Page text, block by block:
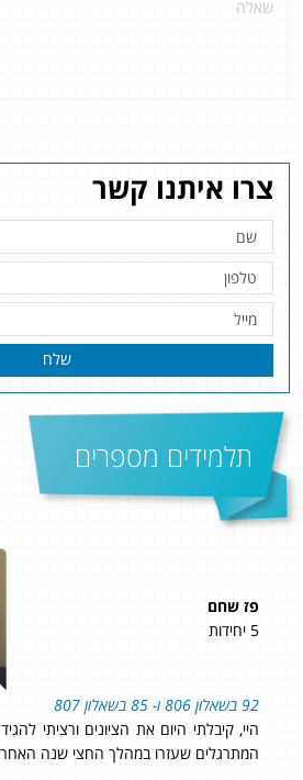
צרו איתנו קשר
שלח
תלמידים מספרים
פז שחם
5 יחידות
92 בשאלון 806 ו- 85 בשאלון 807
היי, קיבלתי היום את הציונים ורציתי
המתרגלים שעזרו במהלך החצי שנה